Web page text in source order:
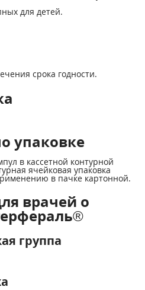
для детей.
срока годности.
упаковке
в кассетной контурной
ячейковая упаковка
в пачке картонной.
врачей о
группа